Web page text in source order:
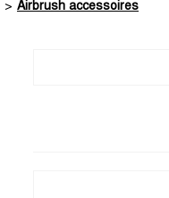
Airbrush accessoires